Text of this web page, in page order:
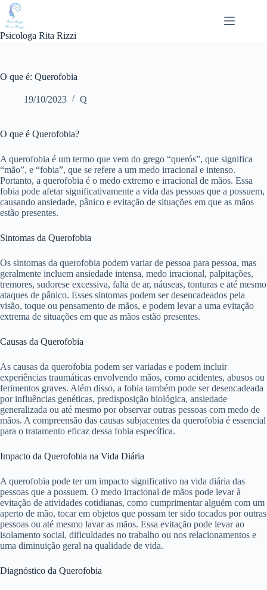
Pular
para
conteúdo
Psicologa Rita Rizzi
O que é: Querofobia
19/10/2023 Q
O que é Querofobia?
A querofobia é um termo que vem do grego “querós”, que significa
“mão”, e “fobia”, que se refere a um medo irracional e intenso.
Portanto, a querofobia é o medo extremo e irracional de mãos. Essa
fobia pode afetar significativamente a vida das pessoas que a possuem,
causando ansiedade, pânico e evitação de situações em que as mãos
estão presentes.
Sintomas da Querofobia
Os sintomas da querofobia podem variar de pessoa para pessoa, mas
geralmente incluem ansiedade intensa, medo irracional, palpitações,
tremores, sudorese excessiva, falta de ar, náuseas, tonturas e até mesmo
ataques de pânico. Esses sintomas podem ser desencadeados pela
visão, toque ou pensamento de mãos, e podem levar a uma evitação
extrema de situações em que as mãos estão presentes.
Causas da Querofobia
As causas da querofobia podem ser variadas e podem incluir
experiências traumáticas envolvendo mãos, como acidentes, abusos ou
ferimentos graves. Além disso, a fobia também pode ser desencadeada
por influências genéticas, predisposição biológica, ansiedade
generalizada ou até mesmo por observar outras pessoas com medo de
mãos. A compreensão das causas subjacentes da querofobia é essencial
para o tratamento eficaz dessa fobia específica.
Impacto da Querofobia na Vida Diária
A querofobia pode ter um impacto significativo na vida diária das
pessoas que a possuem. O medo irracional de mãos pode levar à
evitação de atividades cotidianas, como cumprimentar alguém com um
aperto de mão, tocar em objetos que possam ter sido tocados por outras
pessoas ou até mesmo lavar as mãos. Essa evitação pode levar ao
isolamento social, dificuldades no trabalho ou nos relacionamentos e
uma diminuição geral na qualidade de vida.
Diagnóstico da Querofobia